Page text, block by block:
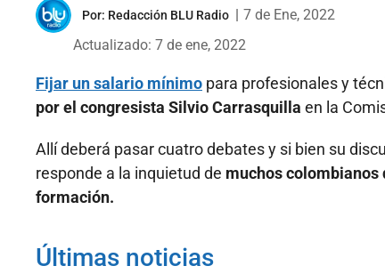
Por: Redacción BLU Radio
7 de Ene, 2022
Actualizado: 7 de ene, 2022
Fijar un salario mínimo para profesionales y
por el congresista Silvio Carrasquilla en la
Allí deberá pasar cuatro debates y si bien su
responde a la inquietud de muchos colombianos
formación.
Últimas noticias